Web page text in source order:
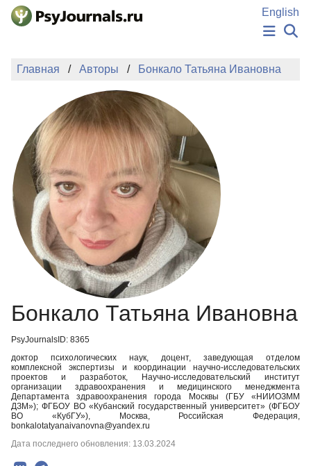
Перейти к основному содержанию
English
НОВОСТИ
АВТОРЫ
ПОДАТЬ РУКОПИСЬ
БАЗА ЗНАНИЙ
КЛЮЧЕВЫЕ СЛОВА
Регистрация
Главная Авторы Бонкало Татьяна Ивановна
Бонкало Татьяна Ивановна
PsyJournalsID: 8365
доктор психологических наук, доцент, заведующая отделом
комплексной экспертизы и координации научно-исследовательских
проектов и разработок, Научно-исследовательский институт
организации здравоохранения и медицинского менеджмента
Департамента здравоохранения города Москвы (ГБУ «НИИОЗММ
ДЗМ»); ФГБОУ ВО «Кубанский государственный университет» (ФГБОУ
ВО «КубГУ»), Москва, Российская Федерация,
bonkalotatyanaivanovna@yandex.ru
Дата последнего обновления: 13.03.2024